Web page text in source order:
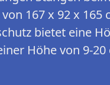
167 x 92 x
bietet eine
Höhe von 9-